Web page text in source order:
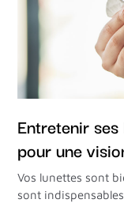
Entretenir
pour une
Vos lunettes sont
sont